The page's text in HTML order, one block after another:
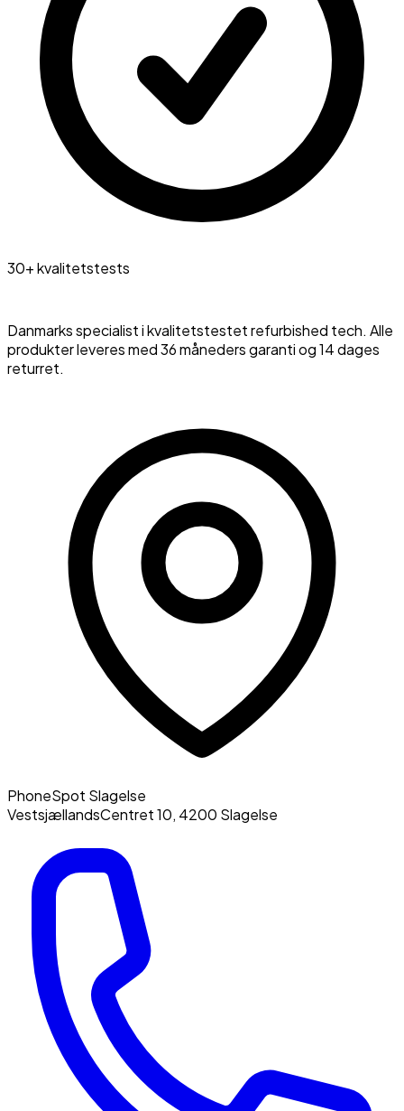
30+ kvalitetstests
Danmarks specialist i kvalitetstestet refurbished tech. Alle
produkter leveres med 36 måneders garanti og 14 dages
returret.
PhoneSpot Slagelse
VestsjællandsCentret 10, 4200 Slagelse